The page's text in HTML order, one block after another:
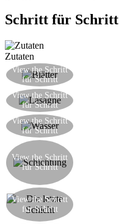
Schritt für Schritt
Zutaten
View the Schritt
für Schritt
View the Schritt
für Schritt
View the Schritt
für Schritt
View the Schritt
für Schritt
View the Schritt
für Schritt